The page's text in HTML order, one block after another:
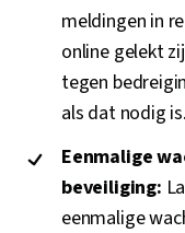
meldingen in
online gelekt
tegen
als dat nodig is.
Eenmalige
beveiliging:
eenmalige